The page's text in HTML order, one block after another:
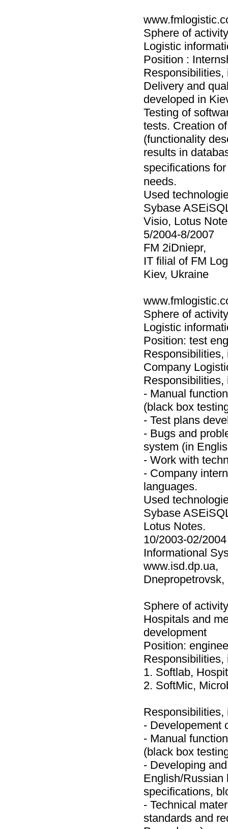
Sphere of
Logistic
Position :
Responsibilities,
Delivery and
developed in
Testing of
tests. Creation
(functionality
results in
specifications
needs.
Used
Sybase
Visio, Lotus
5/2004-8/2007
FM 2iDniepr,
IT filial of FM
Kiev, Ukraine
Sphere of
Logistic
Position: test
Responsibilities,
Company
Responsibilities,
- Manual
(black box
- Test plans
- Bugs and
system (in
- Work with
- Company
languages.
Used
Sybase
Lotus Notes.
10/2003-02/2004
Informational
www.isd.dp.ua,
Dnepropetrovsk,
Sphere of
Hospitals and
development
Position:
Responsibilities,
1. Softlab,
2. SoftMic,
Responsibilities,
- Developement
- Manual
(black box
- Developing
English/Russian
specifications,
- Technical
standards and